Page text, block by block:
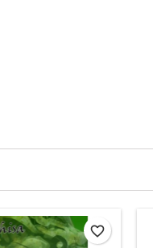
favorite_border